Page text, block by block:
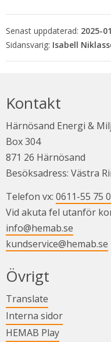
Senast uppdaterad: 2025-
Isabell
Kontakt
Härnösand Energi &
Box 304
871 26 Härnösand
Besöksadress: Västra
Telefon vx: 0611-55 75
Vid akuta fel utanför
info@hemab.se
kundservice@hemab.se
Övrigt
Translate
Interna sidorLänk till
HEMAB PlayLänk till